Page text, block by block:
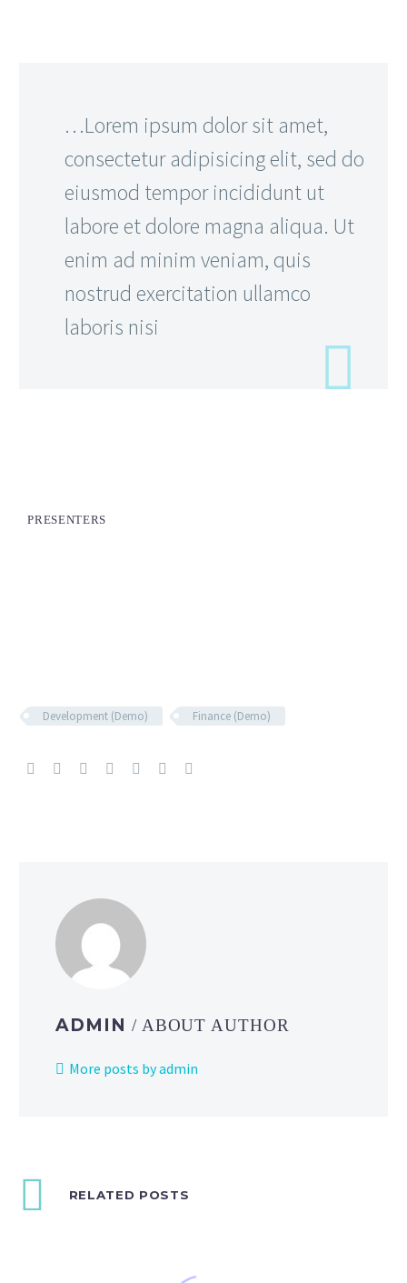
…Lorem ipsum dolor sit amet,
consectetur adipisicing elit, sed do
eiusmod tempor incididunt ut
labore et dolore magna aliqua. Ut
enim ad minim veniam, quis
nostrud exercitation ullamco
laboris nisi
PRESENTERS
Development (Demo) Finance (Demo)
ADMIN / ABOUT AUTHOR
More posts by admin
RELATED POSTS